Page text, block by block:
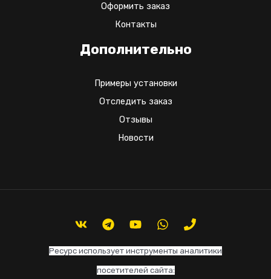
Оформить заказ
Контакты
Дополнительно
Примеры установки
Отследить заказ
Отзывы
Новости
Ресурс использует инструменты аналитики
посетителей сайта: